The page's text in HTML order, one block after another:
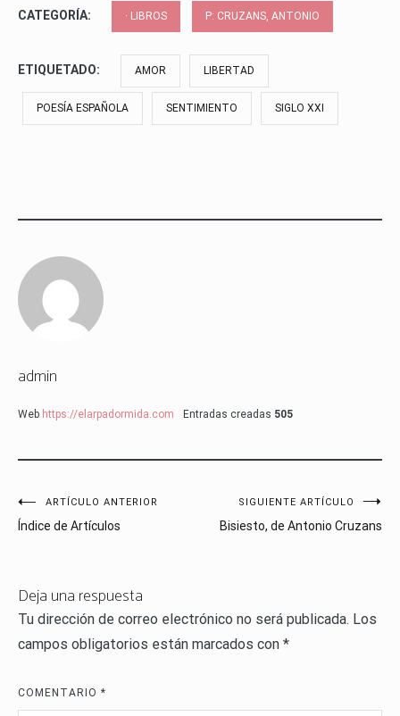
CATEGORÍA: · LIBROS P: CRUZANS, ANTONIO
ETIQUETADO: AMOR LIBERTAD
POESÍA ESPAÑOLA SENTIMIENTO SIGLO XXI
admin
Web https://elarpadormida.com Entradas creadas 505
Navegación
de
ARTÍCULO ANTERIOR
Índice de Artículos
SIGUIENTE ARTÍCULO
Bisiesto, de Antonio Cruzans
Deja una respuesta
Tu dirección de correo electrónico no será publicada. Los
campos obligatorios están marcados con *
COMENTARIO *